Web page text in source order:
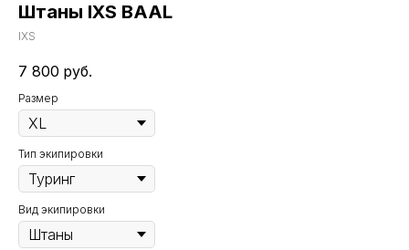
Штаны IXS BAAL
IXS
7 800 руб.
Размер
Тип экипировки
Вид экипировки